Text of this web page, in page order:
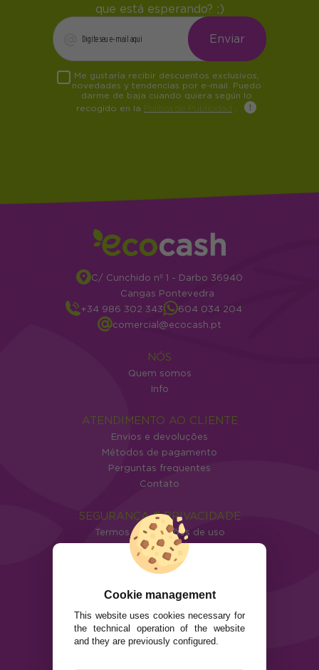
que está esperando? ;)
Me gustaría recibir descuentos exclusivos,
novedades y tendencias por e-mail. Puedo
darme de baja cuando quiera según lo
recogido en la Política de Publicidad
C/ Cunchido nº 1 - Darbo 36940
Cangas Pontevedra
+34 986 302 343
604 034 204
comercial@ecocash.pt
NÓS
Quem somos
Info
ATENDIMENTO AO CLIENTE
Envios e devoluções
Métodos de pagamento
Perguntas frequentes
Contato
SEGURANÇA E PRIVACIDADE
Termos e condições de uso
Política de privacidade
Política de cookies
Cookie management
This website uses cookies necessary for
the technical operation of the website
and they are previously configured.